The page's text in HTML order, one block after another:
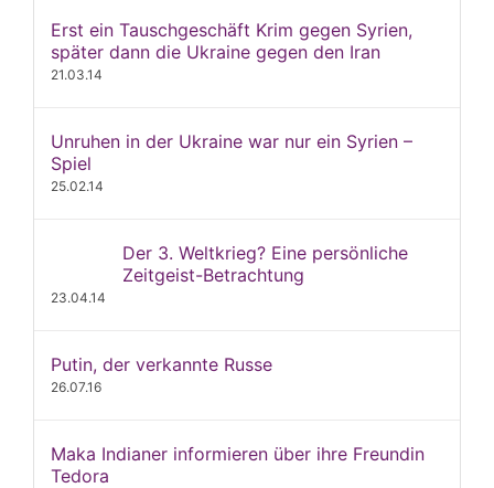
Erst ein Tauschgeschäft Krim gegen Syrien,
später dann die Ukraine gegen den Iran
21.03.14
Unruhen in der Ukraine war nur ein Syrien –
Spiel
25.02.14
Der 3. Weltkrieg? Eine persönliche
Zeitgeist-Betrachtung
23.04.14
Putin, der verkannte Russe
26.07.16
Maka Indianer informieren über ihre Freundin
Tedora